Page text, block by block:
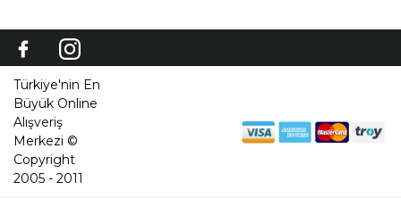
Türkiye'nin En
Büyük Online
Alışveriş
Merkezi ©
Copyright
2005 - 2011